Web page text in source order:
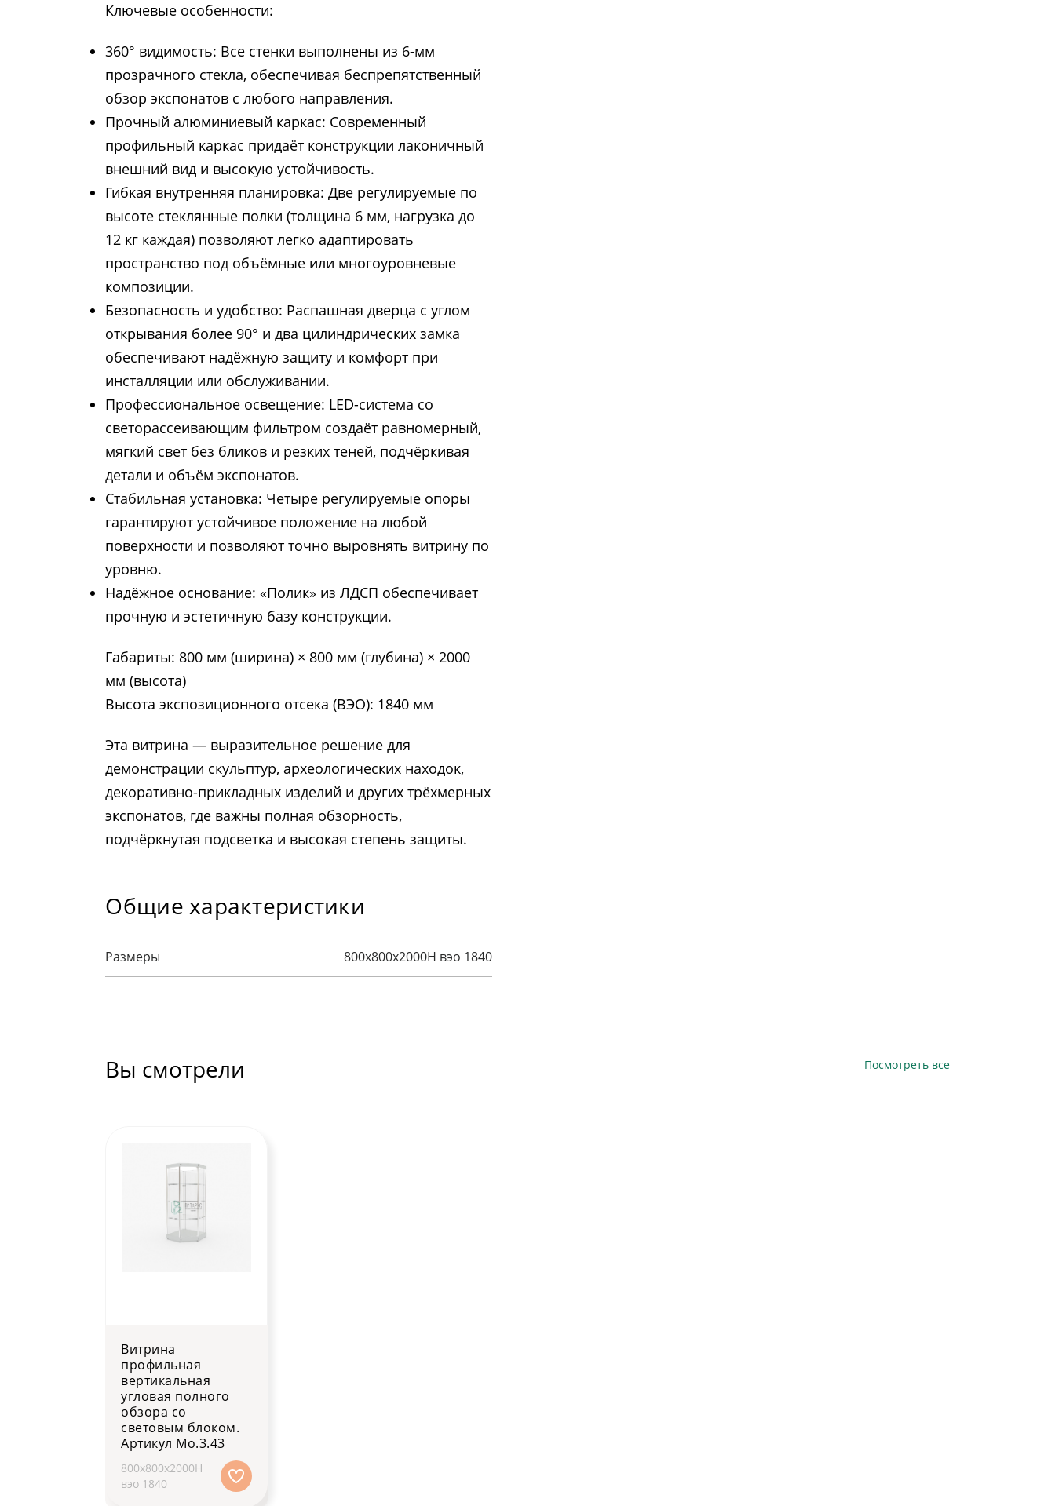
Ключевые особенности:
360° видимость: Все стенки выполнены из 6-мм
прозрачного стекла, обеспечивая беспрепятственный
обзор экспонатов с любого направления.
Прочный алюминиевый каркас: Современный
профильный каркас придаёт конструкции лаконичный
внешний вид и высокую устойчивость.
Гибкая внутренняя планировка: Две регулируемые по
высоте стеклянные полки (толщина 6 мм, нагрузка до
12 кг каждая) позволяют легко адаптировать
пространство под объёмные или многоуровневые
композиции.
Безопасность и удобство: Распашная дверца с углом
открывания более 90° и два цилиндрических замка
обеспечивают надёжную защиту и комфорт при
инсталляции или обслуживании.
Профессиональное освещение: LED-система со
светорассеивающим фильтром создаёт равномерный,
мягкий свет без бликов и резких теней, подчёркивая
детали и объём экспонатов.
Стабильная установка: Четыре регулируемые опоры
гарантируют устойчивое положение на любой
поверхности и позволяют точно выровнять витрину по
уровню.
Надёжное основание: «Полик» из ЛДСП обеспечивает
прочную и эстетичную базу конструкции.
Габариты: 800 мм (ширина) × 800 мм (глубина) × 2000
мм (высота)
Высота экспозиционного отсека (ВЭО): 1840 мм
Эта витрина — выразительное решение для
демонстрации скульптур, археологических находок,
декоративно-прикладных изделий и других трёхмерных
экспонатов, где важны полная обзорность,
подчёркнутая подсветка и высокая степень защиты.
Общие характеристики
Размеры 800x800x2000H вэо 1840
Вы смотрели Посмотреть все
Витрина
профильная
вертикальная
угловая полного
обзора со
световым блоком.
Артикул Мо.3.43
800x800x2000H
вэо 1840